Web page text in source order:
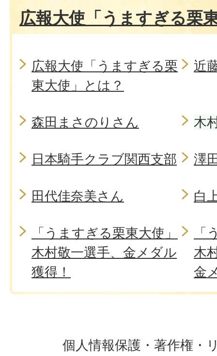
広報大使「うますぎる栗
広報大使「うますぎる栗
東大使」とは？
近
森田まさのりさん 木
日本騎手クラブ関西支部 澤
田代佳奈美さん 白
「うますぎる栗東大使」
木村敬一選手、金メダル
獲得！
「
木
金
個人情報保護・著作権・